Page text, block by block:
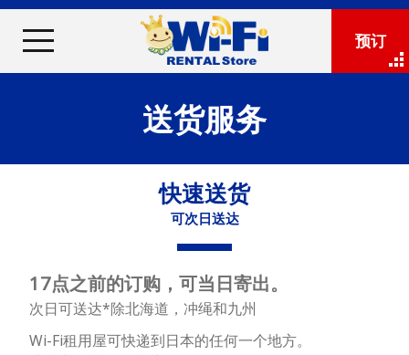
预订
送货服务
快速送货
可次日送达
17点之前的订购，可当日寄出。
次日可送达*除北海道，冲绳和九州
Wi-Fi租用屋可快递到日本的任何一个地方。